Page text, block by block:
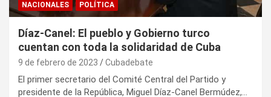
NACIONALES POLÍTICA
Díaz-Canel: El pueblo y Gobierno turco
cuentan con toda la solidaridad de Cuba
9 de febrero de 2023 Cubadebate
El primer secretario del Comité Central del Partido y
presidente de la República, Miguel Díaz-Canel Bermúdez,…